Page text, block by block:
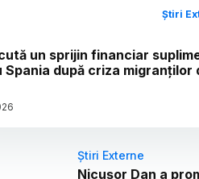
Știri
un sprijin financiar
Spania după criza migranților
Știri Externe
Nicușor Dan a